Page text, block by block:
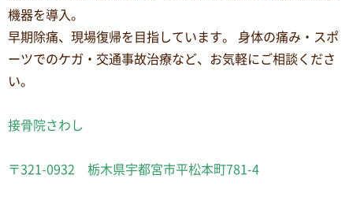
機器を導入。
早期除痛、現場復帰を目指しています。 身体の痛み・スポ
ーツでのケガ・交通事故治療など、お気軽にご相談くださ
い。
接骨院さわし
〒321-0932 栃木県宇都宮市平松本町781-4